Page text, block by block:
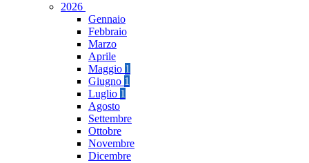
2026
Gennaio
Febbraio
Marzo
Aprile
Maggio 1
Giugno 1
Luglio 1
Agosto
Settembre
Ottobre
Novembre
Dicembre